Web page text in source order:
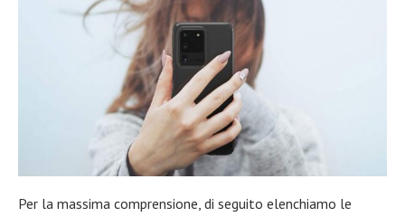
Per la massima comprensione, di seguito elenchiamo le